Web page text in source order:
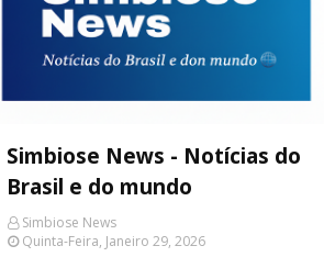
Simbiose News - Notícias do
Brasil e do mundo
Simbiose News
Quinta-Feira, Janeiro 29, 2026